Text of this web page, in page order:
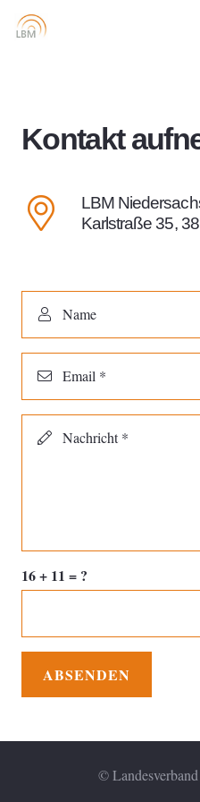
Kontakt
LBM
Karlstraße 35,
Name
Email *
Nachricht *
16 + 11 = ?
ABSENDEN
©